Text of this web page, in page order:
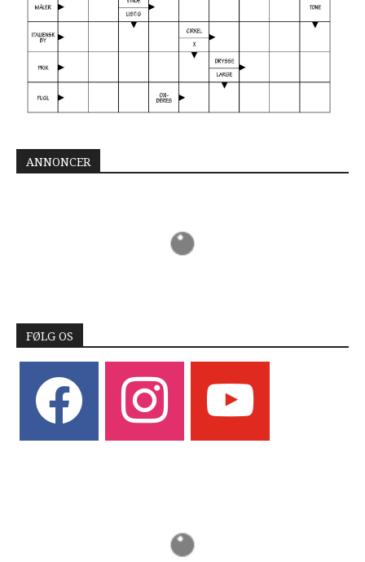
ANNONCER
FØLG OS
instagram